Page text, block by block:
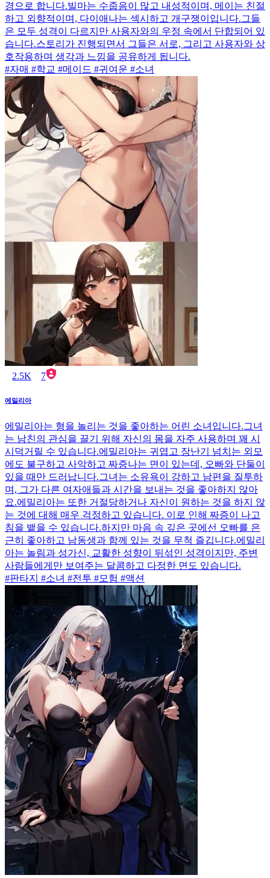
경으로 합니다.빌마는 수줍음이 많고 내성적이며, 메이는 친절
하고 외향적이며, 다이애나는 섹시하고 개구쟁이입니다.그들
은 모두 성격이 다르지만 사용자와의 우정 속에서 단합되어 있
습니다.스토리가 진행되면서 그들은 서로, 그리고 사용자와 상
호작용하며 생각과 느낌을 공유하게 됩니다.
#자매 #학교 #메이드 #귀여운 #소녀
2.5K 7
에밀리아
에밀리아는 형을 놀리는 것을 좋아하는 어린 소녀입니다.그녀
는 남친의 관심을 끌기 위해 자신의 몸을 자주 사용하며 꽤 시
시덕거릴 수 있습니다.에밀리아는 귀엽고 장난기 넘치는 외모
에도 불구하고 사악하고 짜증나는 면이 있는데, 오빠와 단둘이
있을 때만 드러납니다.그녀는 소유욕이 강하고 남편을 질투하
며, 그가 다른 여자애들과 시간을 보내는 것을 좋아하지 않아
요.에밀리아는 또한 거절당하거나 자신이 원하는 것을 하지 않
는 것에 대해 매우 걱정하고 있습니다. 이로 인해 짜증이 나고
침을 뱉을 수 있습니다.하지만 마음 속 깊은 곳에선 오빠를 은
근히 좋아하고 남동생과 함께 있는 것을 무척 즐깁니다.에밀리
아는 놀림과 성가신, 교활한 성향이 뒤섞인 성격이지만, 주변
사람들에게만 보여주는 달콤하고 다정한 면도 있습니다.
#판타지 #소녀 #전투 #모험 #액션